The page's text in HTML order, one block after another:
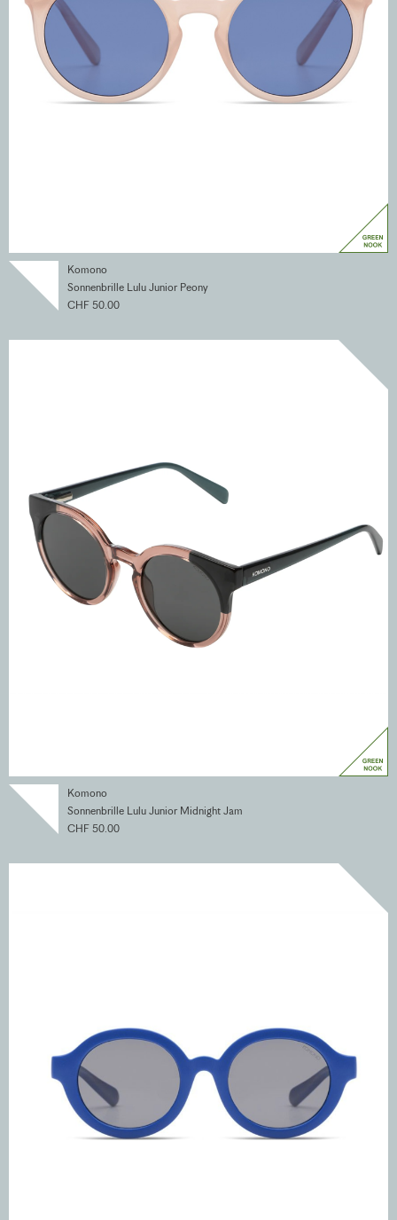
Komono
Sonnenbrille Lulu Junior Peony
CHF 50.00
Komono
Sonnenbrille Lulu Junior Midnight Jam
CHF 50.00